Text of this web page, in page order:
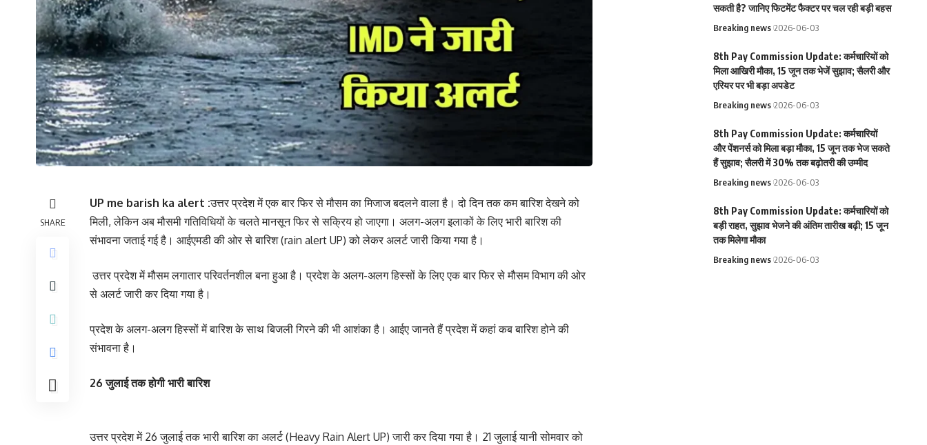
SHARE
UP me barish ka alert :उत्तर प्रदेश में एक बार फिर से मौसम का मिजाज बदलने वाला है। दो दिन तक कम बारिश देखने को
मिली, लेकिन अब मौसमी गतिविधियों के चलते मानसून फिर से सक्रिय हो जाएगा। अलग-अलग इलाकों के लिए भारी बारिश की
संभावना जताई गई है। आईएमडी की ओर से बारिश (rain alert UP) को लेकर अलर्ट जारी किया गया है।
उत्तर प्रदेश में मौसम लगातार परिवर्तनशील बना हुआ है। प्रदेश के अलग-अलग हिस्सों के लिए एक बार फिर से मौसम विभाग की ओर
से अलर्ट जारी कर दिया गया है।
प्रदेश के अलग-अलग हिस्सों में बारिश के साथ बिजली गिरने की भी आशंका है। आईए जानते हैं प्रदेश में कहां कब बारिश होने की
संभावना है।
26 जुलाई तक होगी भारी बारिश
उत्तर प्रदेश में 26 जुलाई तक भारी बारिश का अलर्ट (Heavy Rain Alert UP) जारी कर दिया गया है। 21 जुलाई यानी सोमवार को
सकती है? जानिए फिटमेंट फैक्टर पर चल रही बड़ी बहस
Breaking news 2026-06-03
8th Pay Commission Update: कर्मचारियों को
मिला आखिरी मौका, 15 जून तक भेजें सुझाव; सैलरी और
एरियर पर भी बड़ा अपडेट
Breaking news 2026-06-03
8th Pay Commission Update: कर्मचारियों
और पेंशनर्स को मिला बड़ा मौका, 15 जून तक भेज सकते
हैं सुझाव; सैलरी में 30% तक बढ़ोतरी की उम्मीद
Breaking news 2026-06-03
8th Pay Commission Update: कर्मचारियों को
बड़ी राहत, सुझाव भेजने की अंतिम तारीख बढ़ी; 15 जून
तक मिलेगा मौका
Breaking news 2026-06-03